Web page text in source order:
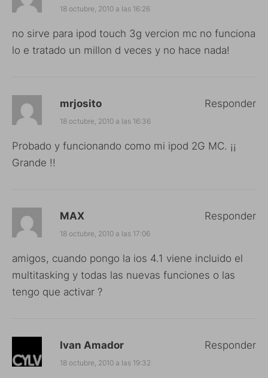
18 octubre, 2010 a las 16:26
no sirve para ipod touch 3g vercion mc no funciona
lo e tratado un millon d veces y no hace nada!
mrjosito
18 octubre, 2010 a las 16:36
Probado y funcionando como mi ipod 2G MC. ¡¡
Grande !!
Responder
MAX
18 octubre, 2010 a las 17:06
amigos, cuando pongo la ios 4.1 viene incluido el
multitasking y todas las nuevas funciones o las
tengo que activar ?
Responder
Ivan Amador
18 octubre, 2010 a las 19:32
Responder